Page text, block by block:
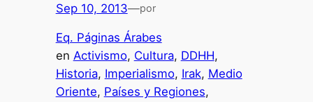
Sep 10, 2013—por
Eq. Páginas Árabes
en Activismo, Cultura, DDHH
Historia, Imperialismo, Irak, Medio
Oriente, Países y Regiones